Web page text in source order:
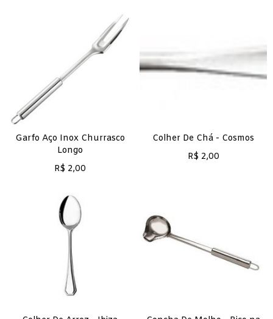
Garfo Aço Inox Churrasco
Longo
R$ 2,00
Colher De Chá - Cosmos
R$ 2,00